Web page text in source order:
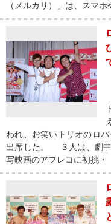
（メルカリ）」は、スマホ
われ、お笑いトリオのロ
出席した。 ３人は、劇中
写映画のアフレコに初挑・